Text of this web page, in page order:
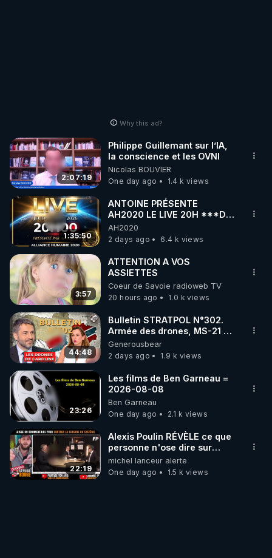
Why this ad?
2:07:19
Philippe Guillemant sur l’IA,
la conscience et les OVNI
Nicolas BOUVIER
One day ago
1.4 k views
1:35:50
ANTOINE PRÉSENTE
AH2020 LE LIVE 20H ***DU
06/08/2026***
AH2020
2 days ago
6.4 k views
3:57
ATTENTION A VOS
ASSIETTES
Coeur de Savoie radioweb TV
20 hours ago
1.0 k views
44:48
Bulletin STRATPOL N°302.
Armée des drones, MS-21 en
série, missiles coréens.
07.08.2026.
Generousbear
2 days ago
1.9 k views
23:26
Les films de Ben Garneau =
2026-08-08
Ben Garneau
One day ago
2.1 k views
22:19
Alexis Poulin RÉVÈLE ce que
personne n'ose dire sur
l'Union européenne (C'est
explosif)
michel lanceur alerte
One day ago
1.5 k views